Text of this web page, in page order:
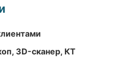
3D-сканер, КТ